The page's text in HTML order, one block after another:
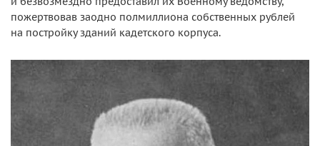
пожертвовав заодно полмиллиона собственных рублей
на постройку зданий кадетского корпуса.